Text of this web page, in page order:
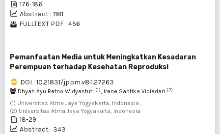
176-186
Abstract : 1181
FULLTEXT PDF : 456
Pemanfaatan Media untuk Meningkatkan Kesadaran
Perempuan terhadap Kesehatan Reproduksi
DOI : 10.21831/jppm.v8i1.27263
Dhyah Ayu Retno Widyastuti (1), Irene Santika Vidiadari (2)
(1) Universitas Atma Jaya Yogyakarta, Indonesia ,
(2) Universitas Atma Jaya Yogyakarta, Indonesia
18-29
Abstract : 343